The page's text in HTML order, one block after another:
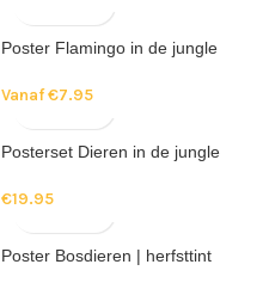
Poster Flamingo in de jungle
Vanaf€7.95
Posterset Dieren in de jungle
€19.95
Poster Bosdieren | herfsttint